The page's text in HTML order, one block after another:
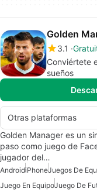
Golden
3.1
Conviértete
sueños
Otras plataformas
Golden Manager es un
paso como juego de
jugador del…
AndroidiPhoneJuegos De
Juego En EquipoJuego De